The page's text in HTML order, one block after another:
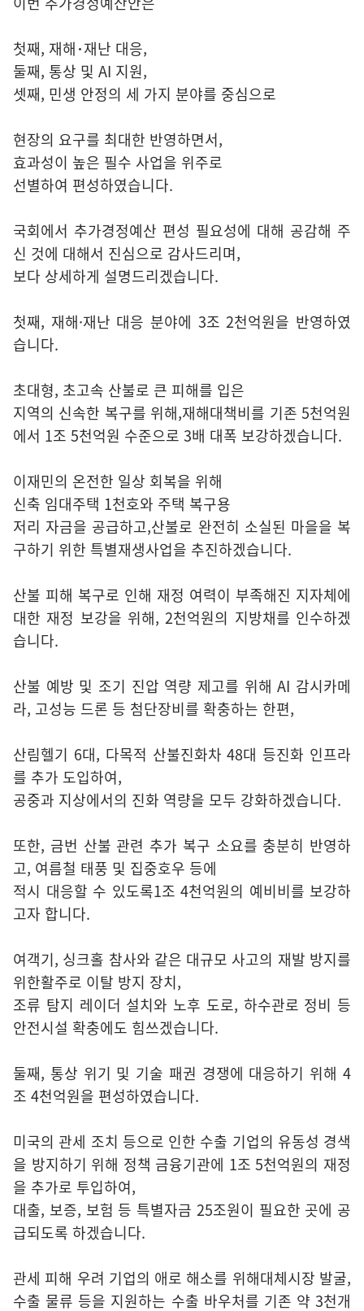
첫째, 재해･재난 대응,
둘째, 통상 및 AI 지원,
셋째, 민생 안정의 세 가지 분야를 중심으로
현장의 요구를 최대한 반영하면서,
효과성이 높은 필수 사업을 위주로
선별하여 편성하였습니다.
국회에서 추가경정예산 편성 필요성에 대해 공감해 주
신 것에 대해서 진심으로 감사드리며,
보다 상세하게 설명드리겠습니다.
첫째, 재해·재난 대응 분야에 3조 2천억원을 반영하였
습니다.
초대형, 초고속 산불로 큰 피해를 입은
지역의 신속한 복구를 위해,재해대책비를 기존 5천억원
에서 1조 5천억원 수준으로 3배 대폭 보강하겠습니다.
이재민의 온전한 일상 회복을 위해
신축 임대주택 1천호와 주택 복구용
저리 자금을 공급하고,산불로 완전히 소실된 마을을 복
구하기 위한 특별재생사업을 추진하겠습니다.
산불 피해 복구로 인해 재정 여력이 부족해진 지자체에
대한 재정 보강을 위해, 2천억원의 지방채를 인수하겠
습니다.
산불 예방 및 조기 진압 역량 제고를 위해 AI 감시카메
라, 고성능 드론 등 첨단장비를 확충하는 한편,
산림헬기 6대, 다목적 산불진화차 48대 등진화 인프라
를 추가 도입하여,
공중과 지상에서의 진화 역량을 모두 강화하겠습니다.
또한, 금번 산불 관련 추가 복구 소요를 충분히 반영하
고, 여름철 태풍 및 집중호우 등에
적시 대응할 수 있도록1조 4천억원의 예비비를 보강하
고자 합니다.
여객기, 싱크홀 참사와 같은 대규모 사고의 재발 방지를
위한활주로 이탈 방지 장치,
조류 탐지 레이더 설치와 노후 도로, 하수관로 정비 등
안전시설 확충에도 힘쓰겠습니다.
둘째, 통상 위기 및 기술 패권 경쟁에 대응하기 위해 4
조 4천억원을 편성하였습니다.
미국의 관세 조치 등으로 인한 수출 기업의 유동성 경색
을 방지하기 위해 정책 금융기관에 1조 5천억원의 재정
을 추가로 투입하여,
대출, 보증, 보험 등 특별자금 25조원이 필요한 곳에 공
급되도록 하겠습니다.
관세 피해 우려 기업의 애로 해소를 위해대체시장 발굴,
수출 물류 등을 지원하는 수출 바우처를 기존 약 3천개